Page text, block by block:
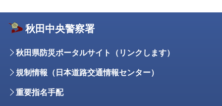
秋田中央警察署
秋田県防災ポータルサイト（リンクします）
規制情報（日本道路交通情報センター）
重要指名手配